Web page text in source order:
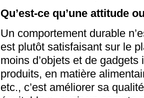
Qu’est-ce qu’une attitude
Un comportement durable
est plutôt satisfaisant sur le
moins d’objets et de
produits, en matière
etc., c’est améliorer sa